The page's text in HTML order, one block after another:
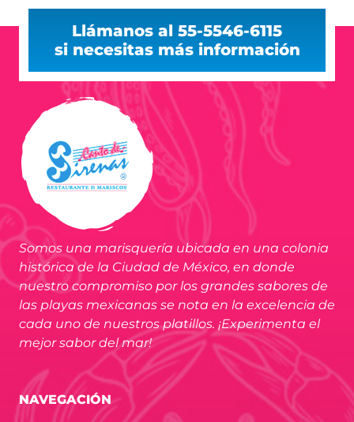
Llámanos al 55-5546-6115
si necesitas más información
Somos una marisquería ubicada en una colonia
histórica de la Ciudad de México, en donde
nuestro compromiso por los grandes sabores de
las playas mexicanas se nota en la excelencia de
cada uno de nuestros platillos. ¡Experimenta el
mejor sabor del mar!
NAVEGACIÓN